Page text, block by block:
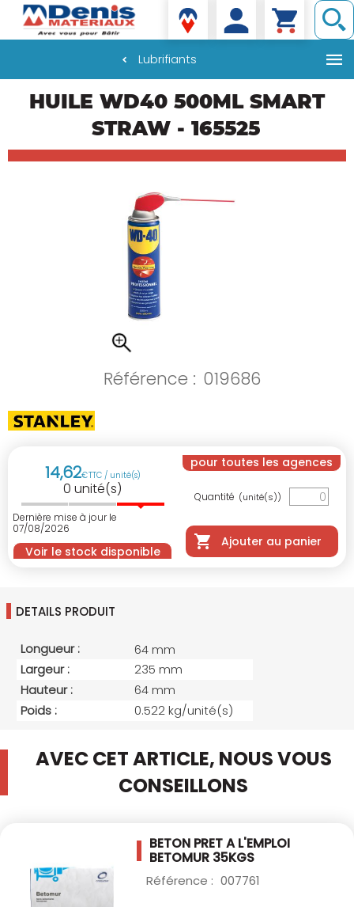
Denis matériaux
Lubrifiants
HUILE WD40 500ML SMART
STRAW - 165525
Référence : 019686
14,62€TTC / unité(s)
0 unité(s)
Dernière mise à jour le
07/08/2026
Voir le stock disponible
pour toutes les agences
Quantité (unité(s))
Ajouter au panier
DETAILS PRODUIT
Longueur :
64 mm
Largeur :
235 mm
Hauteur :
64 mm
Poids :
0.522 kg/unité(s)
AVEC CET ARTICLE, NOUS VOUS
CONSEILLONS
BETON PRET A L'EMPLOI
BETOMUR 35KGS
Référence : 007761